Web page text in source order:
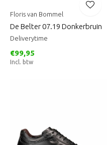
Floris van Bommel
De Belter 07.19 Donkerbruin
Deliverytime
€99,95
Incl. btw